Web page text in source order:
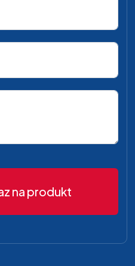
na produkt